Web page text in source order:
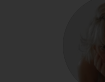
(Malva sylvestris L.), J. Life